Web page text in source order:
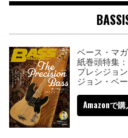
ベース・マガ
紙巻頭特集：
プレシジョ
ジョン・ベ
Amazonで